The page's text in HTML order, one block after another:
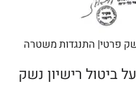
פרטי| התנגדות משטרה
ביטול רישיון נשק